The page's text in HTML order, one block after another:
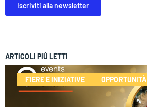
Iscriviti alla newsletter
ARTICOLI PIÙ LETTI
FIERE E INIZIATIVE OPPORTUNITÀ